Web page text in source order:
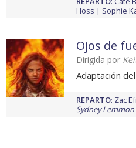
Hoss
Sophie
Ojos de
Dirigida por
Adaptación
REPARTO: Zac
Sydney Lemmon